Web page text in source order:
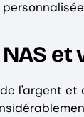
l'argent